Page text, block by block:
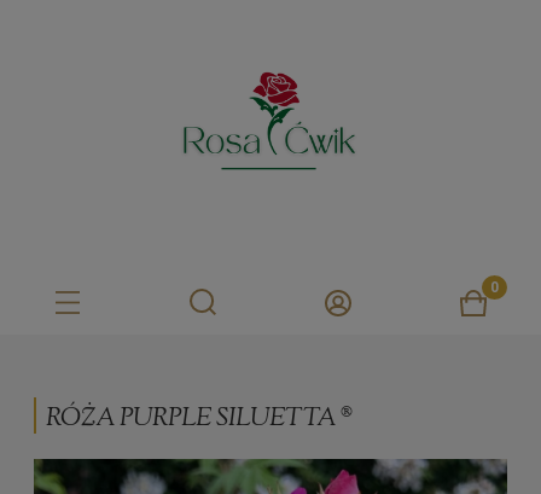
RÓŻA PURPLE SILUETTA ®